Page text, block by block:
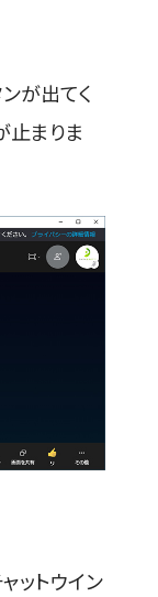
が出てく
止まりま
ットウイン